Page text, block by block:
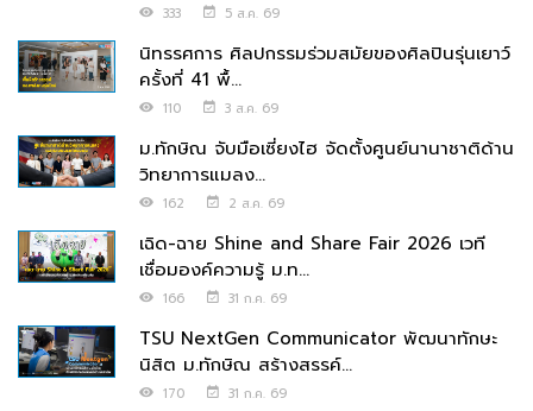
333 5 ส.ค. 69
นิทรรศการ ศิลปกรรมร่วมสมัยของศิลปินรุ่นเยาว์
ครั้งที่ 41 พื้...
110 3 ส.ค. 69
ม.ทักษิณ จับมือเซี่ยงไฮ จัดตั้งศูนย์นานาชาติด้าน
วิทยาการแมลง...
162 2 ส.ค. 69
เฉิด-ฉาย Shine and Share Fair 2026 เวที
เชื่อมองค์ความรู้ ม.ท...
166 31 ก.ค. 69
TSU NextGen Communicator พัฒนาทักษะ
นิสิต ม.ทักษิณ สร้างสรรค์...
170 31 ก.ค. 69